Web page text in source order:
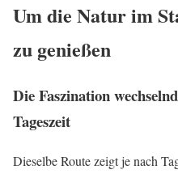
Um die Natur im
zu genießen
Die Faszination
Tageszeit
Dieselbe Route zeigt je nach